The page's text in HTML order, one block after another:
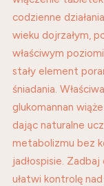
codzienne
wieku dojrzałym,
właściwym
stały element
śniadania.
glukomannan
dając naturalne
metabolizmu bez
jadłospisie.
ułatwi kontrolę